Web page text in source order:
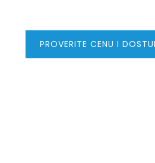
PROVERITE CENU I